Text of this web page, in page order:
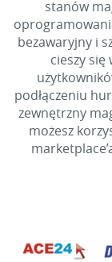
stanów
bezawaryjny i
cieszy
podłączeniu
zewnętrzny
możesz